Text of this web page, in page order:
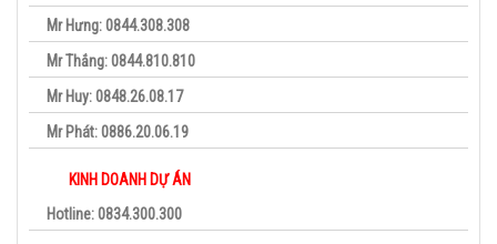
Mr Hưng: 0844.308.308
Mr Thắng: 0844.810.810
Mr Huy: 0848.26.08.17
Mr Phát: 0886.20.06.19
KINH DOANH DỰ ÁN
Hotline: 0834.300.300